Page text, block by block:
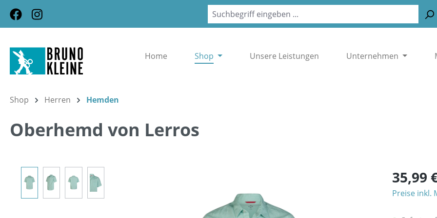
Hauptinhalt springen
Zur Suche springen
Zur Hauptnavigation springen
Home Shop Unsere Leistungen Unternehmen
Shop Herren Hemden
Oberhemd von Lerros
Bildergalerie überspringen 35,99
Preise inkl.